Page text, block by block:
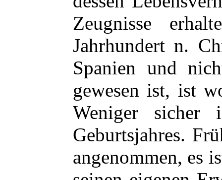
Zeugnisse
Jahrhundert n.
Spanien und
gewesen ist, ist
Weniger sicher
Geburtsjahres.
angenommen, es